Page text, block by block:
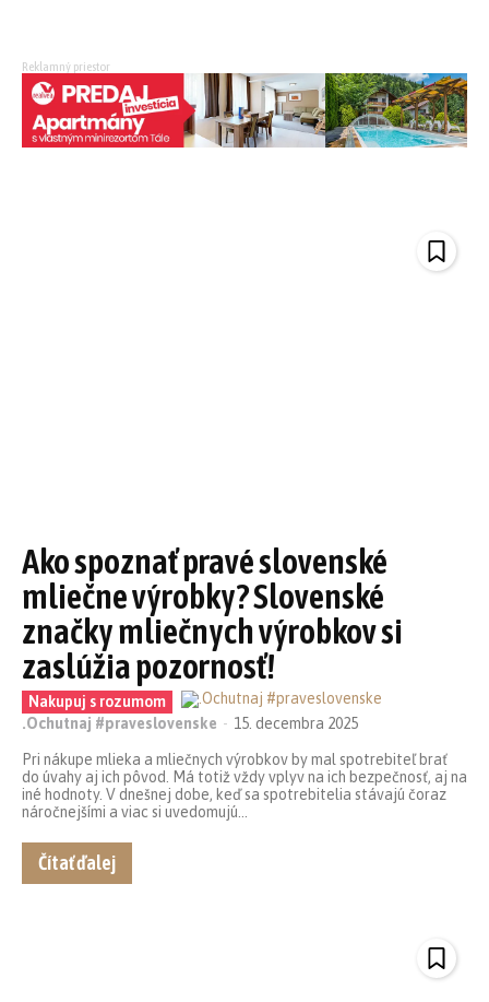
Reklamný priestor
Ako spoznať pravé slovenské
mliečne výrobky? Slovenské
značky mliečnych výrobkov si
zaslúžia pozornosť!
Nakupuj s rozumom
.Ochutnaj #praveslovenske - 15. decembra 2025
Pri nákupe mlieka a mliečnych výrobkov by mal spotrebiteľ brať
do úvahy aj ich pôvod. Má totiž vždy vplyv na ich bezpečnosť, aj na
iné hodnoty. V dnešnej dobe, keď sa spotrebitelia stávajú čoraz
náročnejšími a viac si uvedomujú...
Čítať ďalej